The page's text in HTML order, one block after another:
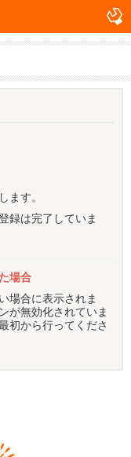
ます。
録は完了していま
場合
場合に表示されま
が無効化されていま
初から行ってくださ